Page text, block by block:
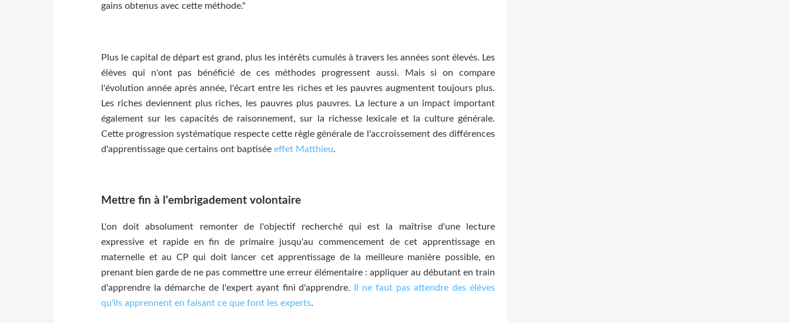
gains obtenus avec cette méthode."
Plus le capital de départ est grand, plus les intérêts cumulés à travers les années sont élevés. Les
élèves qui n'ont pas bénéficié de ces méthodes progressent aussi. Mais si on compare
l'évolution année après année, l'écart entre les riches et les pauvres augmentent toujours plus.
Les riches deviennent plus riches, les pauvres plus pauvres. La lecture a un impact important
également sur les capacités de raisonnement, sur la richesse lexicale et la culture générale.
Cette progression systématique respecte cette règle générale de l'accroissement des différences
d'apprentissage que certains ont baptisée effet Matthieu.
Mettre fin à l'embrigadement volontaire
L'on doit absolument remonter de l'objectif recherché qui est la maîtrise d'une lecture
expressive et rapide en fin de primaire jusqu'au commencement de cet apprentissage en
maternelle et au CP qui doit lancer cet apprentissage de la meilleure manière possible, en
prenant bien garde de ne pas commettre une erreur élémentaire : appliquer au débutant en train
d'apprendre la démarche de l'expert ayant fini d'apprendre.
Il ne faut pas attendre des élèves
qu'ils apprennent en faisant ce que font les experts.